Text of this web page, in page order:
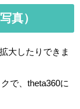
真）
大したりできま
で、theta360に